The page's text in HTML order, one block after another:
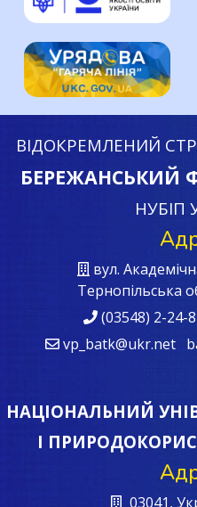
ВІДОКРЕМЛЕНИЙ
БЕРЕЖАНСЬКИЙ
НУБІП
вул.
Тернопільська
(03548) 2-24-
vp_batk@ukr.net
НАЦІОНАЛЬНИЙ
І
03041,